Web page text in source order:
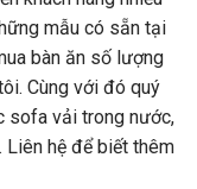
mẫu có sẵn tại
bàn ăn số lượng
Cùng với đó quý
sofa vải trong nước,
Liên hệ để biết thêm